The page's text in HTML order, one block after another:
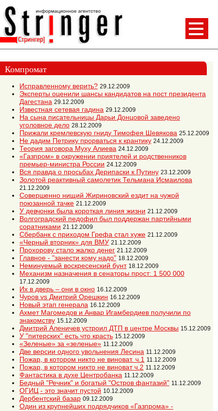
Компромат
Исправленному верить? 29.12.2009
Эксперты оценили шансы кандидатов на пост президента
Дагестана 29.12.2009
Известная сетевая гадина 29.12.2009
На сына писательницы Дарьи Донцовой заведено
уголовное дело 28.12.2009
Прижали кремлевскую гниду Тимофея Шевякова 25.12.2009
Не дадим Петрику прорваться к крантику 24.12.2009
Теория заговора Муху Алиева 24.12.2009
«Газпром» в окружении приятелей и родственников
премьер-министра России 24.12.2009
Вся правда о просьбах Дерипаски к Путину 23.12.2009
Золотой реактивный самолетик Тельмана Исмаилова
21.12.2009
Совершенно нищий Жириновский ездит на чужой
поюзанной тачке 21.12.2009
У девчонки была короткая линия жизни 21.12.2009
Волгоградский педофил был поддержан партийными
соратниками 21.12.2009
Сбербанк с приходом Грефа стал хуже 21.12.2009
«Черный вторник» для ВМУ 21.12.2009
Прохорову стало жалко денег 21.12.2009
Главное - "занести кому надо" 18.12.2009
Неминуемый воскресенский бунт 18.12.2009
Механизм назначения в сенаторы прост: 1 500 000
17.12.2009
Их в дверь – они в окно 16.12.2009
Чуров vs Дмитрий Орешкин 16.12.2009
Новый этап генерала 16.12.2009
Ахмет Магомедов и Анвар Игамбердиев получили по
знакомству 15.12.2009
Дмитрий Аленичев устроил ДТП в центре Москвы 15.12.2009
У "питерских" есть что красть 15.12.2009
«Зеленые» за «зеленые» 11.12.2009
Две версии одного увольнения Лесина 11.12.2009
Пожар, в котором никто не виноват. ч.1 11.12.2009
Пожар, в котором никто не виноват ч.2 11.12.2009
Фантастика в духе Центробанка 11.12.2009
Бедный "Речник" и богатый "Остров фантазий" 11.12.2009
ОГИЦ - это значит пустой 10.12.2009
Дербентский базар 09.12.2009
Один из крупнейших подрядчиков «Газпрома» -